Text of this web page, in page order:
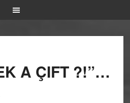
A ÇIFT ?!”…